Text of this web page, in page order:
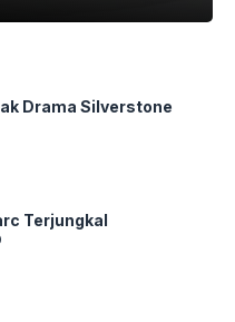
Drama Silverstone
Terjungkal